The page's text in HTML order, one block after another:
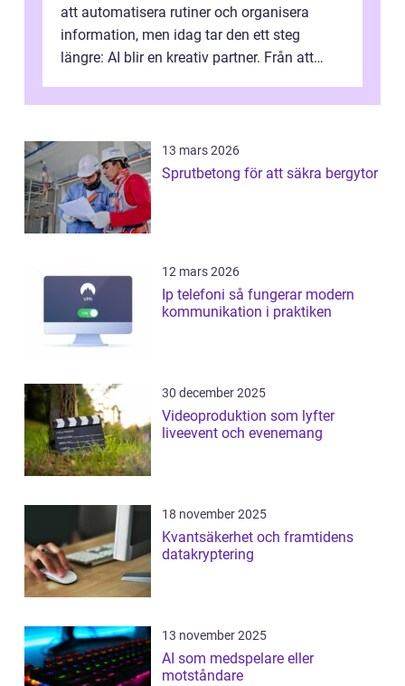
att automatisera rutiner och organisera
information, men idag tar den ett steg
längre: AI blir en kreativ partner. Från att
13 mars 2026
Sprutbetong för att säkra bergytor
12 mars 2026
Ip telefoni så fungerar modern
kommunikation i praktiken
30 december 2025
Videoproduktion som lyfter
liveevent och evenemang
18 november 2025
Kvantsäkerhet och framtidens
datakryptering
13 november 2025
AI som medspelare eller
motståndare